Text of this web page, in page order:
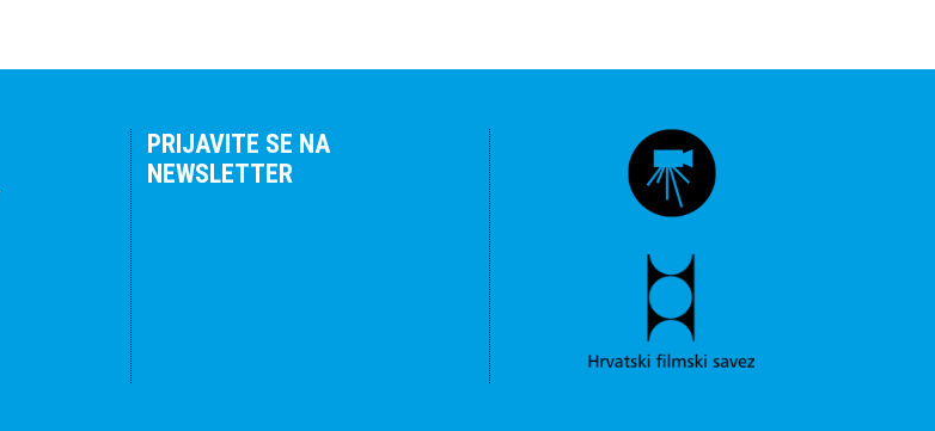
PRIJAVITE SE NA
NEWSLETTER